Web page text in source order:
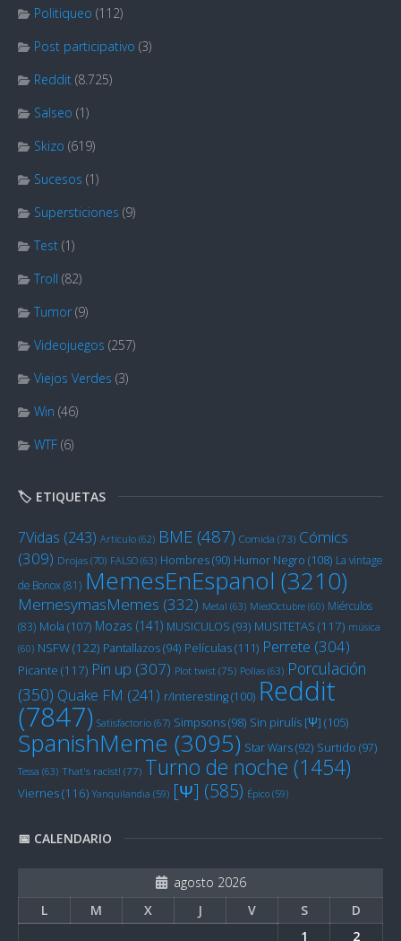
Politiqueo (112)
Post participativo (3)
Reddit (8.725)
Salseo (1)
Skizo (619)
Sucesos (1)
Supersticiones (9)
Test (1)
Troll (82)
Tumor (9)
Videojuegos (257)
Viejos Verdes (3)
Win (46)
WTF (6)
🏷️ ETIQUETAS
7Vidas (243) Artículo (62) BME (487) Comida (73) Cómics
(309) Drojas (70) FALSO (63) Hombres(90) Humor Negro (108) La vintage
de Bonox(81) MemesEnEspanol (3210)
MemesymasMemes (332) Metal (63) MiedOctubre (60) Miérculos
(83) Mola (107) Mozas (141) MUSICULOS (93) MUSITETAS (117) música
(60) NSFW(122) Pantallazos(94) Películas(111) Perrete (304)
Picante (117) Pin up (307) Plot twist (75) Pollas (63) Porculación
(350) Quake FM (241) r/Interesting(100) Reddit
(7847) Satisfactorio (67) Simpsons(98) Sin pirulís [Ψ] (105)
SpanishMeme (3095) Star Wars(92) Surtido (97)
Tessa (63) That's racist! (77) Turno de noche (1454)
Viernes(116) Yanquilandia (59) [Ψ] (585) Épico (59)
📅 CALENDARIO
agosto 2026
L
M X J V S
D
1
2